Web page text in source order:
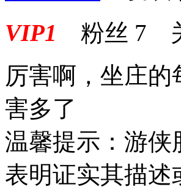
VIP1 粉丝 7
厉害啊，坐庄
害多了
温馨提示：游侠
表明证实其描